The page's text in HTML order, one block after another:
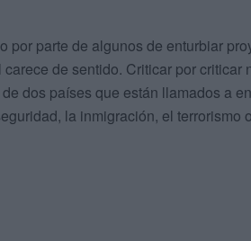
por parte de algunos de enturbiar
de sentido. Criticar por
dos países que están llamados a
la inmigración, el terrorismo